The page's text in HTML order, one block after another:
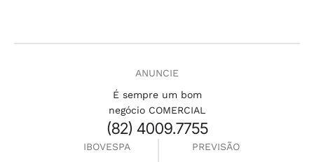
ANUNCIE
É sempre um bom
negócio COMERCIAL
(82) 4009.7755
IBOVESPA
PREVISÃO